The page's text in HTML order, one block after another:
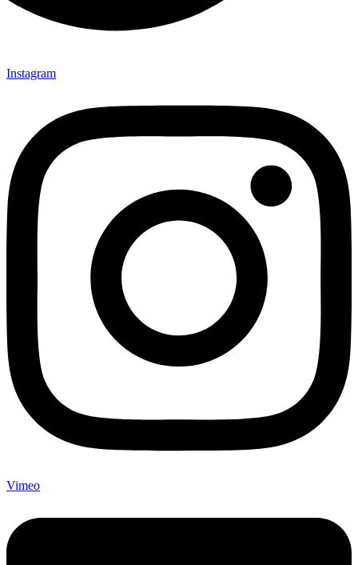
Instagram
Vimeo